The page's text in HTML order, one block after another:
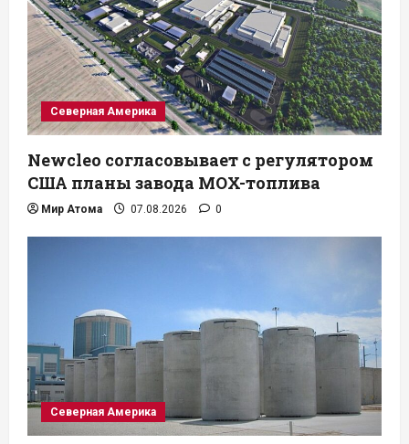
Северная Америка
Newcleo согласовывает с регулятором
США планы завода MOX-топлива
Мир Атома 07.08.2026 0
Северная Америка